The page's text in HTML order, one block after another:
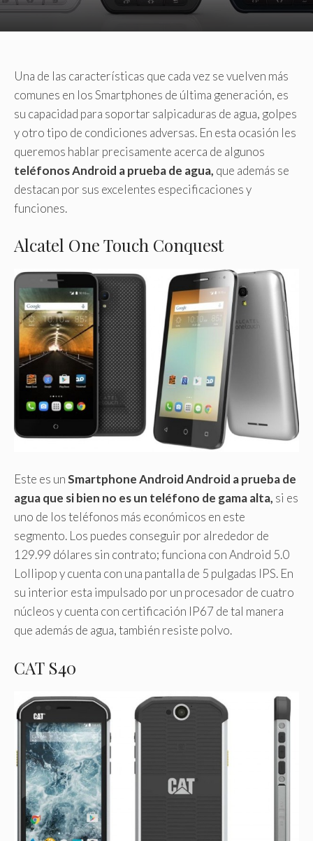
Una de las características que cada vez se vuelven más
comunes en los Smartphones de última generación, es
su capacidad para soportar salpicaduras de agua, golpes
y otro tipo de condiciones adversas. En esta ocasión les
queremos hablar precisamente acerca de algunos
teléfonos Android a prueba de agua, que además se
destacan por sus excelentes especificaciones y
funciones.
Alcatel One Touch Conquest
Este es unSmartphone Android Android a prueba de
agua que si bien no es un teléfono de gama alta, si es
uno de los teléfonos más económicos en este
segmento. Los puedes conseguir por alrededor de
129.99 dólares sin contrato; funciona con Android 5.0
Lollipop y cuenta con una pantalla de 5 pulgadas IPS. En
su interior esta impulsado por un procesador de cuatro
núcleos y cuenta con certificación IP67 de tal manera
que además de agua, también resiste polvo.
CAT S40